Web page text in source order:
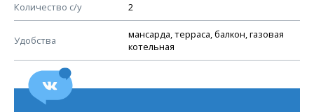
Количество с/у 2
Удобства
мансарда, терраса, балкон, газовая
котельная
План кровли